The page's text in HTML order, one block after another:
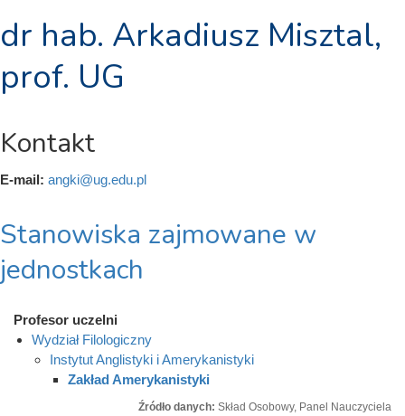
dr hab. Arkadiusz Misztal,
prof. UG
Kontakt
E-mail: angki@ug.edu.pl
Stanowiska zajmowane w
jednostkach
Profesor uczelni
Wydział Filologiczny
Instytut Anglistyki i Amerykanistyki
Zakład Amerykanistyki
Źródło danych: Skład Osobowy, Panel Nauczyciela